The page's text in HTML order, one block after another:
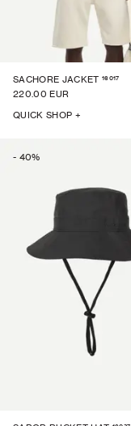
SACHORE JACKET 16017
220.00 EUR
QUICK SHOP +
- 40%